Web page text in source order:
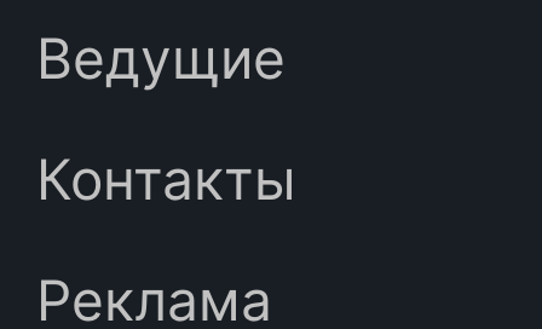
Ведущие
Контакты
Реклама